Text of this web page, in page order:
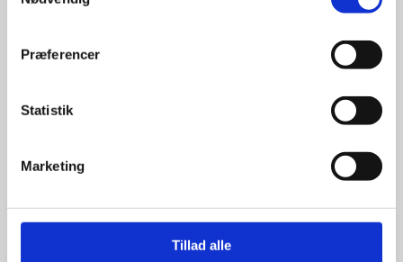
Præferencer
Statistik
Marketing
Tillad alle